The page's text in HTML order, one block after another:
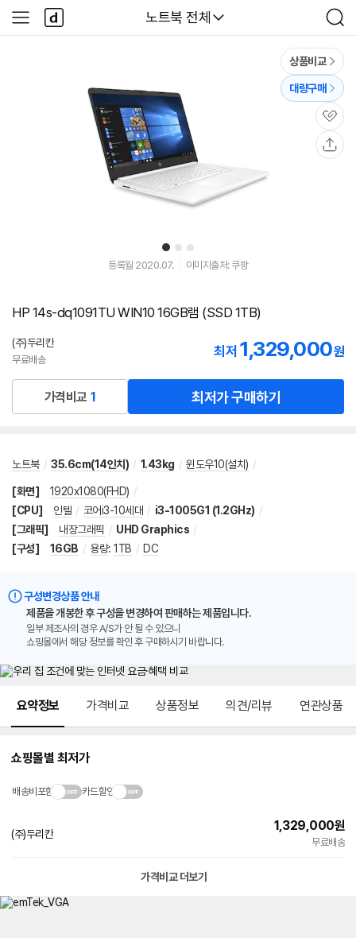
다나와
노트북 전체
검
색
사
이
다
나
와
1 2 3
상품비교
대량구매
관
심
등록월 2020.07. 이미지출처: 쿠팡
HP 14s-dq1091TU WIN10 16GB램 (SSD 1TB)
(주)두리칸
무료배송
최저 1,329,000원
가격비교 1 최저가 구매하기
노트북 / 35.6cm(14인치) / 1.43kg / 윈도우10(설치) /
[화면] 1920x1080(FHD) /
[CPU]
인텔 / 코어i3-10세대 / i3-1005G1 (1.2GHz) /
[그래픽]
내장그래픽 / UHD Graphics /
[구성]
16GB / 용량: 1TB / DC
구성변경상품 안내
제품을 개봉한 후 구성을 변경하여 판매하는 제품입니다.
일부 제조사의 경우 A/S가 안 될 수 있으니
쇼핑몰에서 해당 정보를 확인 후 구매하시기 바랍니다.
요약정보 가격비교 상품정보 의견/리뷰 연관상품
쇼핑몰별 최저가
배송비포함 카드할인
(주)두리칸
1,329,000원
무료배송
가격비교 더보기